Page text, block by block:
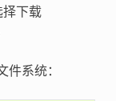
下载
系统：